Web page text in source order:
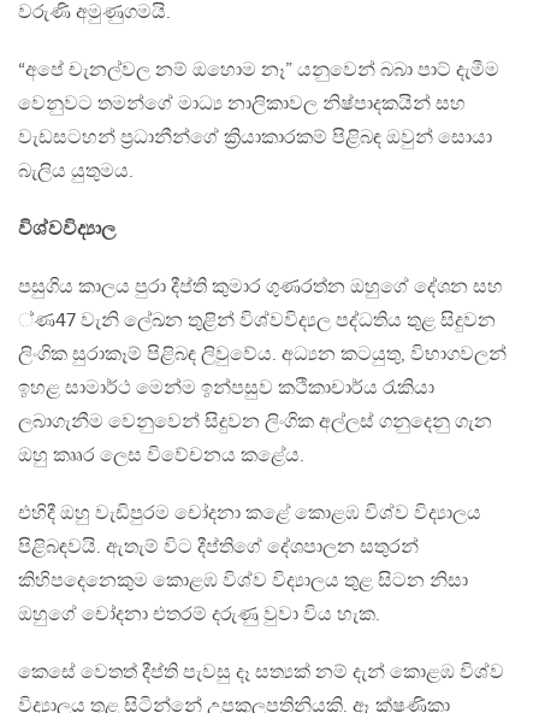
වරුණි අමුණුගමයි.
“අපේ චැනල්වල නම් ඔහොම නෑ” යනුවෙන් බබා පාට් දැමීම
වෙනුවට තමන්ගේ මාධ්‍ය නාලිකාවල නිෂ්පාදකයින් සහ
වැඩසටහන් ප්‍රධානීන්ගේ ක්‍රියාකාරකම් පිළිබඳ ඔවුන් සොයා
බැලිය යුතුමය.
විශ්වවිද්‍යාල
පසුගිය කාලය පුරා දීප්ති කුමාර ගුණරත්න ඔහුගේ දේශන සහ
්ණ47 වැනි ලේඛන තුළින් විශ්වවිද්‍යල පද්ධතිය තුළ සිදුවන
ලිංගික සුරාකෑම් පිළිබඳ ලිවුවේය. අධ්‍යන කටයුතු, විභාගවලන්
ඉහළ සාමාර්ථ මෙන්ම ඉන්පසුව කථිකාචාර්ය රැකියා
ලබාගැනීම වෙනුවෙන් සිදුවන ලිංගික අල්ලස් ගනුදෙනු ගැන
ඔහු කෲර ලෙස විවේචනය කළේය.
එහිදී ඔහු වැඩිපුරම චෝදනා කළේ කොළඹ විශ්ව විද්‍යාලය
පිළිබඳවයි. ඇතැම් විට දීප්තිගේ දේශපාලන සතුරන්
කිහිපදෙනෙකුම කොළඹ විශ්ව විද්‍යාලය තුළ සිටන නිසා
ඔහුගේ චෝදනා එතරම් දරුණු වුවා විය හැක.
කෙසේ වෙතත් දීප්ති පැවසු දෑ සත්‍යක් නම් දැන් කොළඹ විශ්ව
විද්‍යාලය තුළ සිටින්නේ උපකුලපතිනියකි. ඈ ක්ෂණිකා